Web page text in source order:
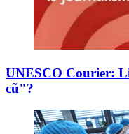
UNESCO Courier:
cũ"?